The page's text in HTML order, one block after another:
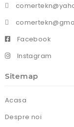
Facebook
Instagram
Sitemap
Acasa
Despre noi